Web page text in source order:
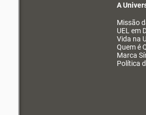
A
Missão
UEL em
Vida na
Quem é
Marca
Política